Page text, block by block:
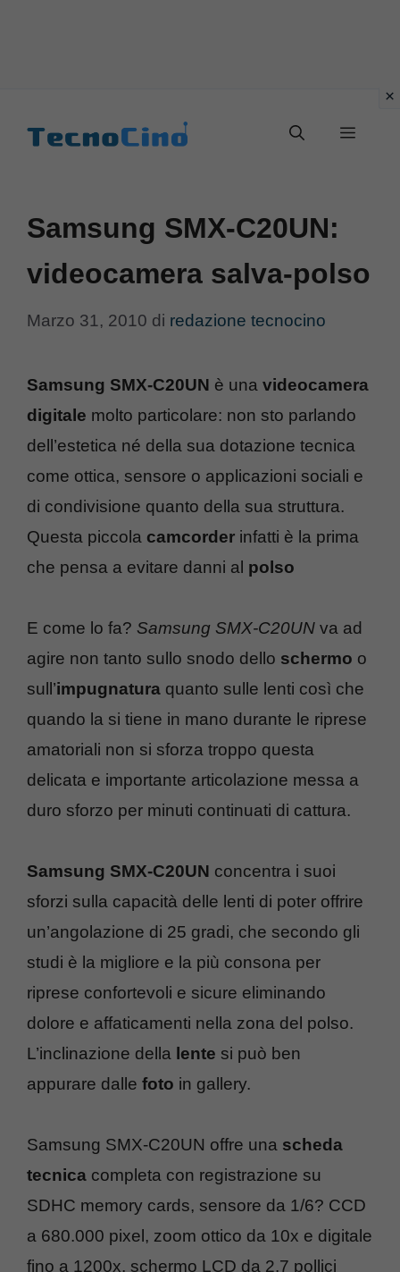
Menu
Samsung SMX-C20UN:
videocamera salva-polso
Marzo 31, 2010 di redazione tecnocino
Samsung SMX-C20UN è una videocamera
digitale molto particolare: non sto parlando
dell’estetica né della sua dotazione tecnica
come ottica, sensore o applicazioni sociali e
di condivisione quanto della sua struttura.
Questa piccola camcorder infatti è la prima
che pensa a evitare danni al polso
E come lo fa? Samsung SMX-C20UN va ad
agire non tanto sullo snodo dello schermo o
sull’impugnatura quanto sulle lenti così che
quando la si tiene in mano durante le riprese
amatoriali non si sforza troppo questa
delicata e importante articolazione messa a
duro sforzo per minuti continuati di cattura.
Samsung SMX-C20UN concentra i suoi
sforzi sulla capacità delle lenti di poter offrire
un’angolazione di 25 gradi, che secondo gli
studi è la migliore e la più consona per
riprese confortevoli e sicure eliminando
dolore e affaticamenti nella zona del polso.
L’inclinazione della lente si può ben
appurare dalle foto in gallery.
Samsung SMX-C20UN offre una scheda
tecnica completa con registrazione su
SDHC memory cards, sensore da 1/6? CCD
a 680.000 pixel, zoom ottico da 10x e digitale
fino a 1200x, schermo LCD da 2.7 pollici